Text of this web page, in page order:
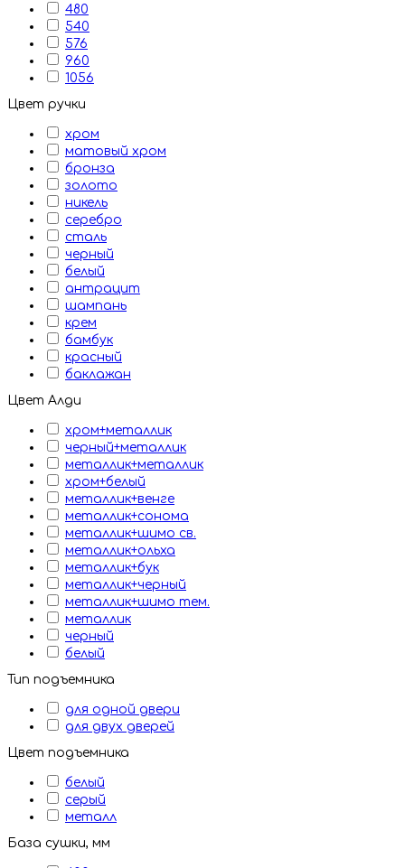
480
540
576
960
1056
Цвет ручки
хром
матовый хром
бронза
золото
никель
серебро
сталь
черный
белый
антрацит
шампань
крем
бамбук
красный
баклажан
Цвет Алди
хром+металлик
черный+металлик
металлик+металлик
хром+белый
металлик+венге
металлик+сонома
металлик+шимо св.
металлик+ольха
металлик+бук
металлик+черный
металлик+шимо тем.
металлик
черный
белый
Тип подъемника
для одной двери
для двух дверей
Цвет подъемника
белый
серый
металл
База сушки, мм